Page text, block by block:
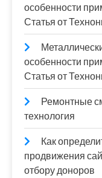
особенности
Статья от
особенности
Статья от
Ремонтные
технология
Как
продвижения
отбору доноров